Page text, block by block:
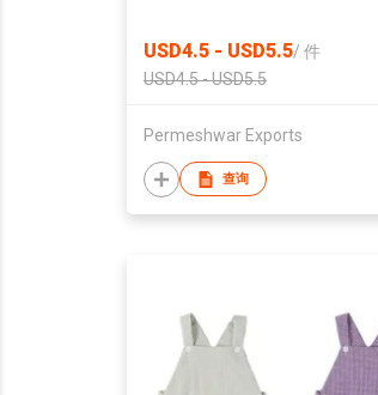
USD4.5 - USD5.5/ 件
USD4.5 - USD5.5
Permeshwar Exports
查询